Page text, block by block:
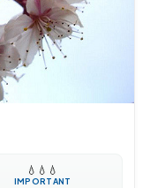
💧 💧 💧
IMPORTANT